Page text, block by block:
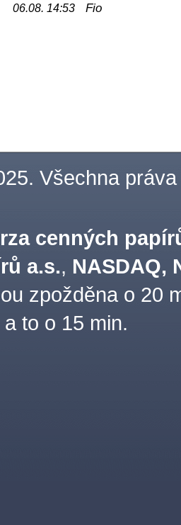
06.08. 14:53 Fio
Všechna práva
cenných
a.s., NASDAQ,
zpožděna o 20
to o 15 min.